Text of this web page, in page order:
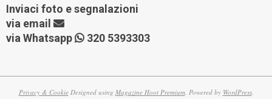
Inviaci foto e segnalazioni
via email
via Whatsapp
320 5393303
Privacy & CookieDesigned using Magazine Hoot Premium. Powered by WordPress.